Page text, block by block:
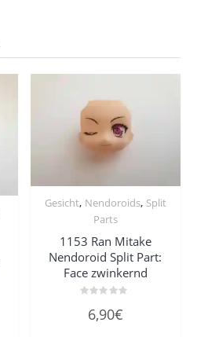
Gesicht, Nendoroids, Split
Parts
1153 Ran Mitake
Nendoroid Split Part:
Face zwinkernd
mit6,90€